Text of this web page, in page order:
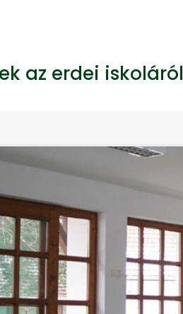
az erdei iskoláról